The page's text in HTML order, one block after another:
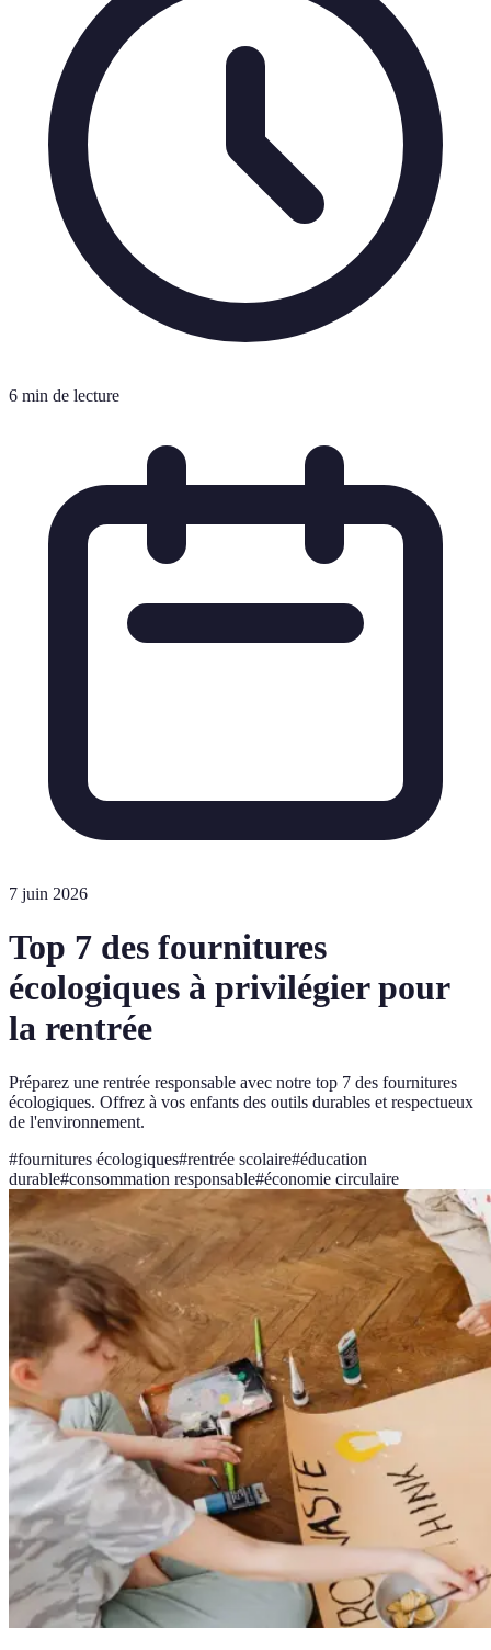
6 min de lecture
7 juin 2026
Top 7 des fournitures
écologiques à privilégier pour
la rentrée
Préparez une rentrée responsable avec notre top 7 des fournitures
écologiques. Offrez à vos enfants des outils durables et respectueux
de l'environnement.
#fournitures écologiques#rentrée scolaire#éducation
durable#consommation responsable#économie circulaire